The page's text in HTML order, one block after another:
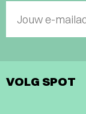
Jouw e-
VOLG SPOT